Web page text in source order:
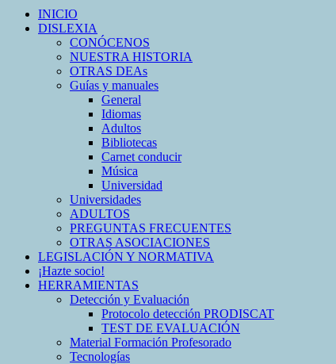
INICIO
DISLEXIA
CONÓCENOS
NUESTRA HISTORIA
OTRAS DEAs
Guías y manuales
General
Idiomas
Adultos
Bibliotecas
Carnet conducir
Música
Universidad
Universidades
ADULTOS
PREGUNTAS FRECUENTES
OTRAS ASOCIACIONES
LEGISLACIÓN Y NORMATIVA
¡Hazte socio!
HERRAMIENTAS
Detección y Evaluación
Protocolo detección PRODISCAT
TEST DE EVALUACIÓN
Material Formación Profesorado
Tecnologías